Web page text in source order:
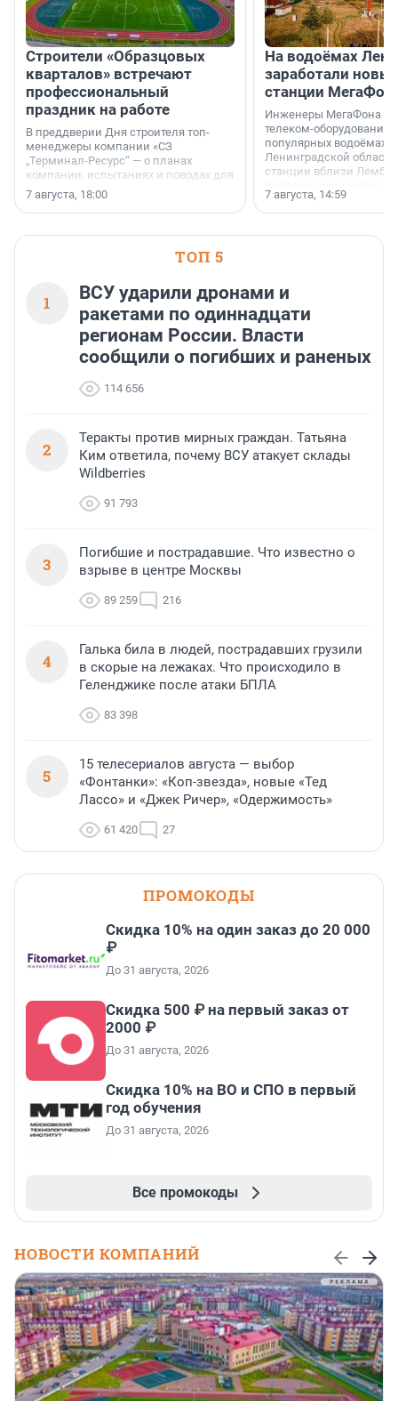
Строители «Образцовых
кварталов» встречают
профессиональный
праздник на работе
В преддверии Дня строителя топ-
менеджеры компании «СЗ
„Терминал-Ресурс“ — о планах
компании, испытаниях и поводах для
осторожного оптимизма.
7 августа, 18:00
На водоёмах
заработали
станции
Инженеры МегаФона
телеком-оборудование
популярных водоёмах
Ленинградской
станции вблизи
недалеко от Большого
водопада.
7 августа, 14:59
ТОП 5
1
ВСУ ударили дронами и
ракетами по одиннадцати
регионам России. Власти
сообщили о погибших и раненых
114 656
2
Теракты против мирных граждан. Татьяна
Ким ответила, почему ВСУ атакует склады
Wildberries
91 793
3
Погибшие и пострадавшие. Что известно о
взрыве в центре Москвы
89 259 216
4
Галька била в людей, пострадавших грузили
в скорые на лежаках. Что происходило в
Геленджике после атаки БПЛА
83 398
5
15 телесериалов августа — выбор
«Фонтанки»: «Коп-звезда», новые «Тед
Лассо» и «Джек Ричер», «Одержимость»
61 420 27
ПРОМОКОДЫ
Скидка 10% на один заказ до 20 000
₽
До 31 августа, 2026
Скидка 500 ₽ на первый заказ от
2000 ₽
До 31 августа, 2026
Скидка 10% на ВО и СПО в первый
год обучения
До 31 августа, 2026
Все промокоды
НОВОСТИ КОМПАНИЙ